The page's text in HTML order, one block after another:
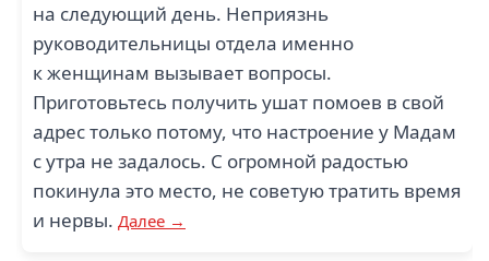
на следующий день. Неприязнь
руководительницы отдела именно
к женщинам вызывает вопросы.
Приготовьтесь получить ушат помоев в свой
адрес только потому, что настроение у Мадам
с утра не задалось. С огромной радостью
покинула это место, не советую тратить время
и нервы. Далее →